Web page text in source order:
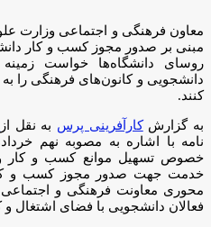
معاون فرهنگی و اجتماعی وزارت
مبنی بر صدور مجوز کسب و کار
روسای دانشگاه‌ها خواست
دانشجویی و کانون‌های فرهنگی را
کنند.
به گزارشکارآفرینی پرس به نقل از
نامه با اشاره به مصوبه نهم
خصوص تسهیل موانع کسب و کار و
خدمت جهت صدور مجوز کسب و کار
محوری معاونت فرهنگی و اجتماعی
فعالان دانشجویی با فضای اشتغال و